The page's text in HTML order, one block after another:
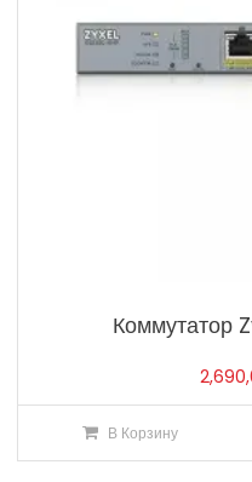
Коммутатор
В Корзину